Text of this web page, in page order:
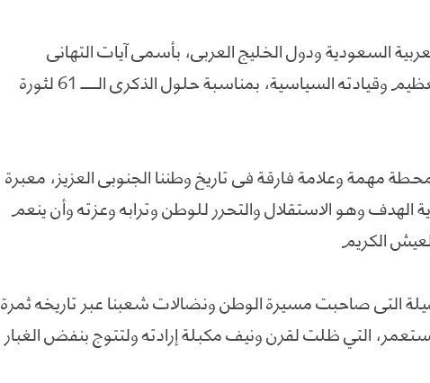
السعودية ودول الخليج العربي، بأسمى آيات التهاني
والتبريكات إلى الشعب الجنوبي العظيم وقيادته السياسية، بمناسبة حلول الذكرى الــــــ 61 لثورة
المجيدة محطة مهمة وعلامة فارقة في تاريخ وطننا الجنوبي العزيز، معبرة
وهو الاستقلال والتحرر للوطن وترابه وعزته وأن ينعم
الكريم
التي صاحبت مسيرة الوطن ونضالات شعبنا عبر تاريخه ثمرة
التي ظلت لقرن ونيف مكبلة إرادته ولتتوج بنفض الغبار